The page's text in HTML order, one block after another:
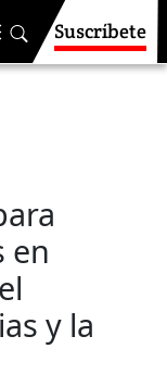
Suscríbete
en
y la